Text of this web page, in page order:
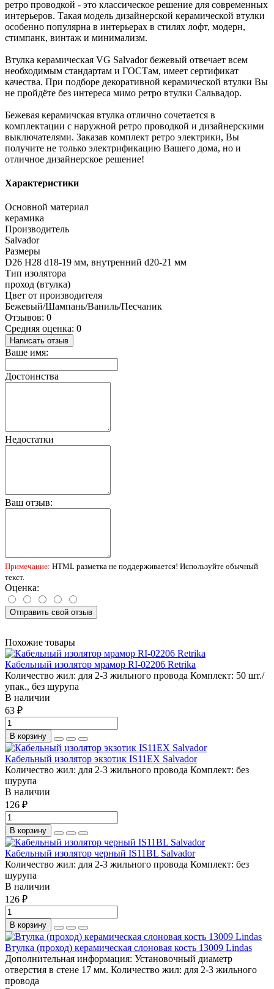
ретро проводкой - это классическое решение для современных
интерьеров. Такая модель дизайнерской керамической втулки
особенно популярна в интерьерах в стилях лофт, модерн,
стимпанк, винтаж и минимализм.
Втулка керамическая VG Salvador бежевый отвечает всем
необходимым стандартам и ГОСТам, имеет сертификат
качества. При подборе декоративной керамической втулки Вы
не пройдёте без интереса мимо ретро втулки Сальвадор.
Бежевая керамичская втулка отлично сочетается в
комплектации с наружной ретро проводкой и дизайнерскими
выключателями. Заказав комплект ретро электрики, Вы
получите не только электрификацию Вашего дома, но и
отличное дизайнерское решение!
Характеристики
Основной материал
керамика
Производитель
Salvador
Размеры
D26 Н28 d18-19 мм, внутренний d20-21 мм
Тип изолятора
проход (втулка)
Цвет от производителя
Бежевый/Шампань/Ваниль/Песчаник
Отзывов: 0
Средняя оценка: 0
Написать отзыв
Ваше имя:
Достоинства
Недостатки
Ваш отзыв:
Примечание: HTML разметка не поддерживается! Используйте обычный
текст.
Оценка:
Отправить свой отзыв
Похожие товары
Кабельный изолятор мрамор RI-02206 Retrika
Количество жил: для 2-3 жильного провода Комплект: 50 шт./
упак., без шурупа
В наличии
63 ₽
В корзину
Кабельный изолятор экзотик IS11EX Salvador
Количество жил: для 2-3 жильного провода Комплект: без
шурупа
В наличии
126 ₽
В корзину
Кабельный изолятор черный IS11BL Salvador
Количество жил: для 2-3 жильного провода Комплект: без
шурупа
В наличии
126 ₽
В корзину
Втулка (проход) керамическая слоновая кость 13009 Lindas
Дополнительная информация: Установочный диаметр
отверстия в стене 17 мм. Количество жил: для 2-3 жильного
провода